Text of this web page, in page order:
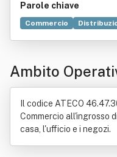
Parole chiave
Commercio
Componente elettronico
Elettrodomestico
Ambito
Il codice ATECO
Commercio all'ingrosso
casa, l'ufficio e i negozi.